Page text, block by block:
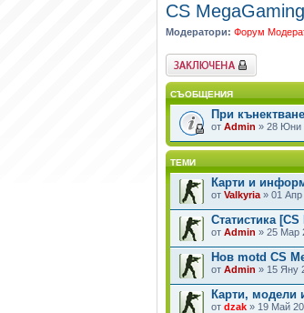
CS
Модератори: Форум
Заключен форум
СЪОБЩЕНИЯ
При
от Admin » 28 Юни
ТЕМИ
Карти и
от Valkyria » 01 Апр
Статистика
от Admin » 25 Мар
Нов motd CS
от Admin » 15 Яну
Карти, модели
от dzak » 19 Май